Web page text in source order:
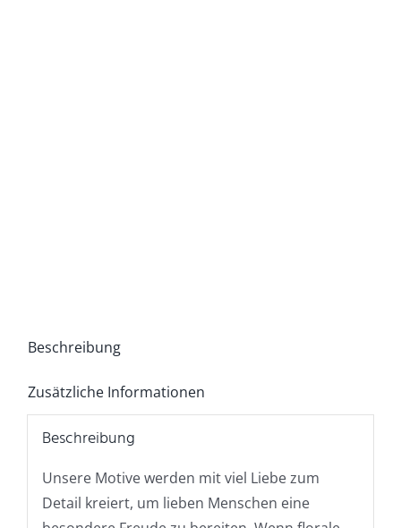
Beschreibung
Zusätzliche Informationen
Beschreibung
Unsere Motive werden mit viel Liebe zum
Detail kreiert, um lieben Menschen eine